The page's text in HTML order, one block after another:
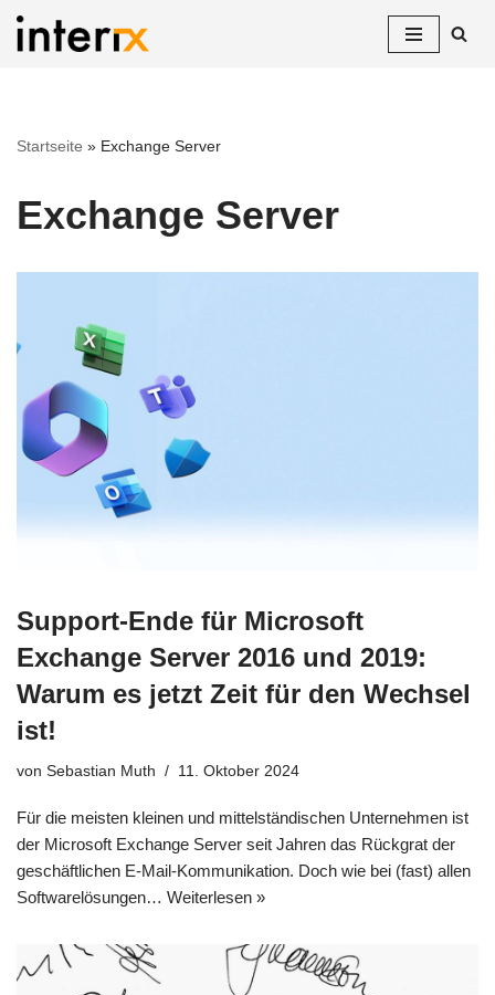
Startseite » Exchange Server
Exchange Server
Support-Ende für Microsoft
Exchange Server 2016 und 2019:
Warum es jetzt Zeit für den Wechsel
ist!
von Sebastian Muth 11. Oktober 2024
Für die meisten kleinen und mittelständischen Unternehmen ist
der Microsoft Exchange Server seit Jahren das Rückgrat der
geschäftlichen E-Mail-Kommunikation. Doch wie bei (fast) allen
Softwarelösungen… Weiterlesen »